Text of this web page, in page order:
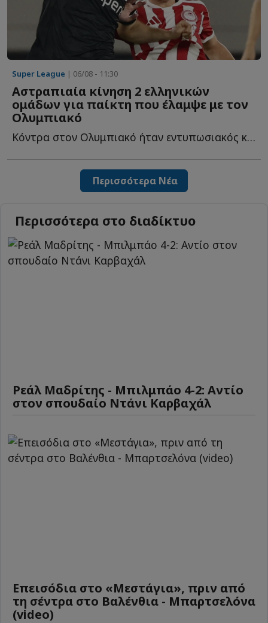
Super League | 06/08 - 11:30
Αστραπιαία κίνηση 2 ελληνικών
ομάδων για παίκτη που έλαμψε με τον
Ολυμπιακό
Κόντρα στον Ολυμπιακό ήταν εντυπωσιακός και ήδη δύο ε...
Περισσότερα Νέα
Περισσότερα στο διαδίκτυο
Ρεάλ Μαδρίτης - Μπιλμπάο 4-2: Αντίο
στον σπουδαίο Ντάνι Καρβαχάλ
Επεισόδια στο «Μεστάγια», πριν από
τη σέντρα στο Βαλένθια - Μπαρτσελόνα
(video)